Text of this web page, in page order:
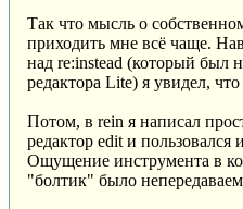
Так что мысль о
приходить мне всё чаще.
над re:instead (который был
редактора Lite) я увидел,
Потом, в rein я написал
редактор edit и пользовался
Ощущение инструмента в
"болтик" было